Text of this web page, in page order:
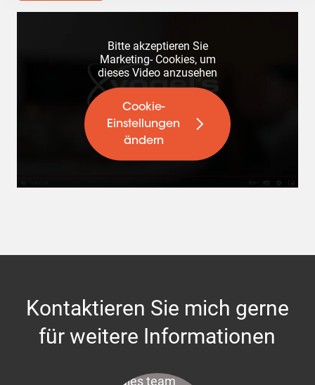
Bitte akzeptieren Sie
Marketing- Cookies, um
dieses Video anzusehen
Cookie-
Einstellungen
ändern
Kontaktieren Sie mich gerne
für weitere Informationen